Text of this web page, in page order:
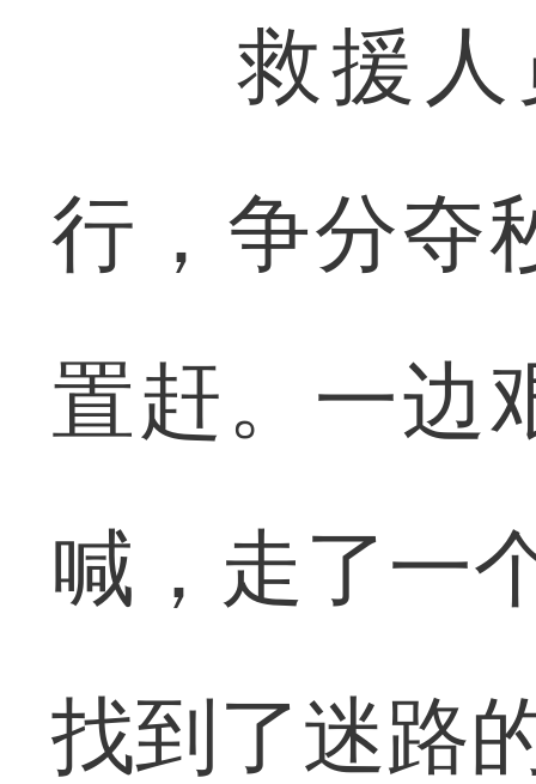
救援人员
行，争分夺
置赶。一边
喊，走了一
找到了迷路